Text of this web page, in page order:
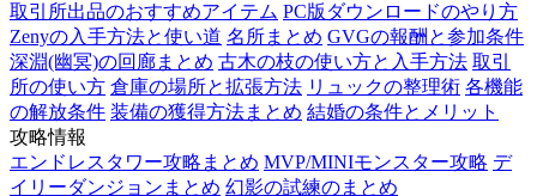
取引所出品のおすすめアイテム PC版ダウンロードのやり方
Zenyの入手方法と使い道 名所まとめ GVGの報酬と参加条件
深淵(幽冥)の回廊まとめ 古木の枝の使い方と入手方法 取引
所の使い方 倉庫の場所と拡張方法 リュックの整理術 各機能
の解放条件 装備の獲得方法まとめ 結婚の条件とメリット
攻略情報
エンドレスタワー攻略まとめ MVP/MINIモンスター攻略 デ
イリーダンジョンまとめ 幻影の試練のまとめ